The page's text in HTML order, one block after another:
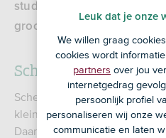
studie of huis. Lees hoeveel
grootouder belastingvrij
Schenkbelasting
Schenken kan een mooie
kleinkind een financieel
Daarvoor gelden
Leuk dat je onze
We willen graag
cookies wordt
partners over jou
internetgedrag
persoonlijk profiel
personaliseren wij onze
communicatie en laten